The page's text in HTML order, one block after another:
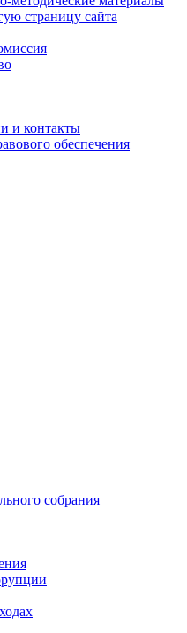
страницу сайта
и контакты
обеспечения
собрания